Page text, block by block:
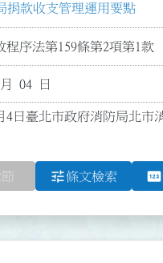
捐款收支管理運用要點
程序法第159條第2項第1款
04 日
4日臺北市政府消防局北市
tune條文檢索 pin